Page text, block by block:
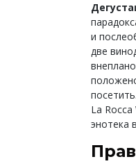
и
две
La
энотека